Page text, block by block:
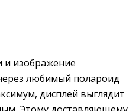
и изображение
любимый полароид
дисплей выглядит